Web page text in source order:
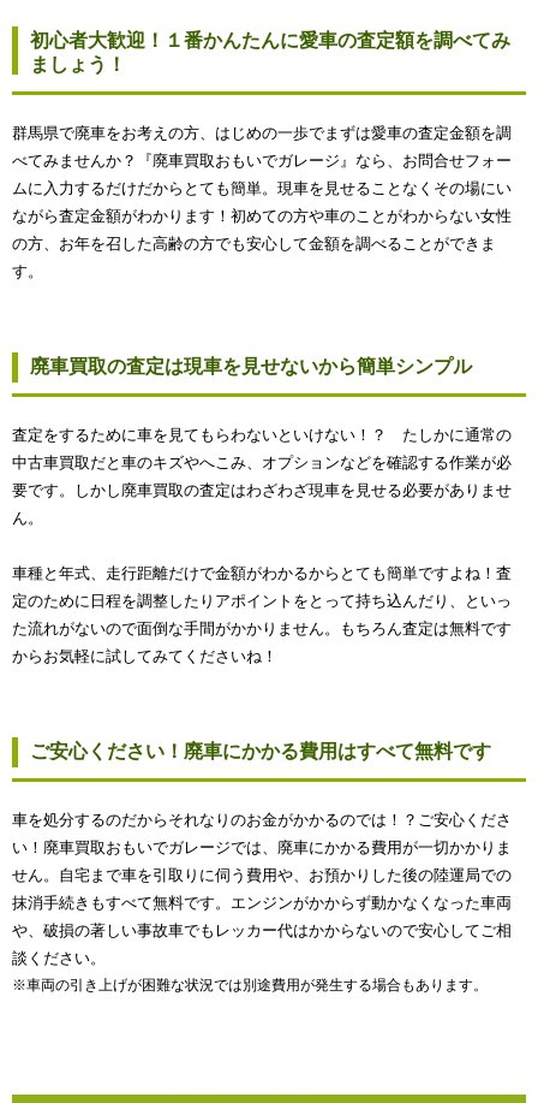
初心者大歓迎！１番かんたんに愛車の査定額を調べてみ
ましょう！
群馬県で廃車をお考えの方、はじめの一歩でまずは愛車の査定金額を調
べてみませんか？『廃車買取おもいでガレージ』なら、お問合せフォー
ムに入力するだけだからとても簡単。現車を見せることなくその場にい
ながら査定金額がわかります！初めての方や車のことがわからない女性
の方、お年を召した高齢の方でも安心して金額を調べることができま
す。
廃車買取の査定は現車を見せないから簡単シンプル
査定をするために車を見てもらわないといけない！？ たしかに通常の
中古車買取だと車のキズやへこみ、オプションなどを確認する作業が必
要です。しかし廃車買取の査定はわざわざ現車を見せる必要がありませ
ん。
車種と年式、走行距離だけで金額がわかるからとても簡単ですよね！査
定のために日程を調整したりアポイントをとって持ち込んだり、といっ
た流れがないので面倒な手間がかかりません。もちろん査定は無料です
からお気軽に試してみてくださいね！
ご安心ください！廃車にかかる費用はすべて無料です
車を処分するのだからそれなりのお金がかかるのでは！？ご安心くださ
い！廃車買取おもいでガレージでは、廃車にかかる費用が一切かかりま
せん。自宅まで車を引取りに伺う費用や、お預かりした後の陸運局での
抹消手続きもすべて無料です。エンジンがかからず動かなくなった車両
や、破損の著しい事故車でもレッカー代はかからないので安心してご相
談ください。
※車両の引き上げが困難な状況では別途費用が発生する場合もあります。